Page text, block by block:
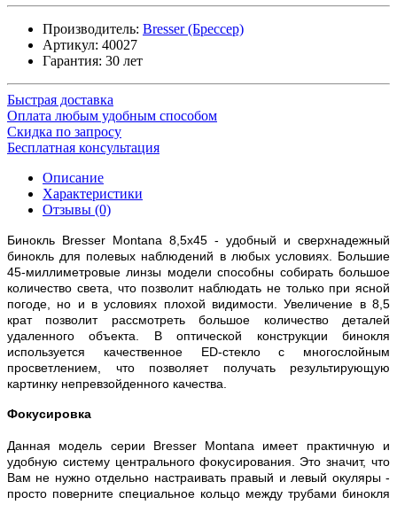
Производитель: Bresser (Брессер)
Артикул: 40027
Гарантия: 30 лет
Быстрая доставка
Оплата любым удобным способом
Скидка по запросу
Бесплатная консультация
Описание
Характеристики
Отзывы (0)
Бинокль Bresser Montana 8,5x45 - удобный и сверхнадежный
бинокль для полевых наблюдений в любых условиях. Большие
45-миллиметровые линзы модели способны собирать большое
количество света, что позволит наблюдать не только при ясной
погоде, но и в условиях плохой видимости. Увеличение в 8,5
крат позволит рассмотреть большое количество деталей
удаленного объекта. В оптической конструкции бинокля
используется качественное ED-стекло с многослойным
просветлением, что позволяет получать результирующую
картинку непревзойденного качества.
Фокусировка
Данная модель серии Bresser Montana имеет практичную и
удобную систему центрального фокусирования. Это значит, что
Вам не нужно отдельно настраивать правый и левый окуляры -
просто поверните специальное кольцо между трубами бинокля